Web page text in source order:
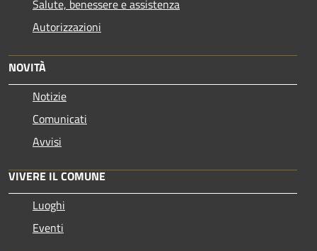
Salute, benessere e assistenza
Autorizzazioni
NOVITÀ
Notizie
Comunicati
Avvisi
VIVERE IL COMUNE
Luoghi
Eventi